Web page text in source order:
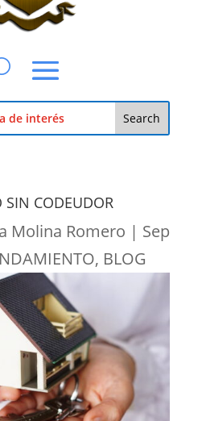
SIN CODEUDOR
Molina Romero | Sep
, BLOG